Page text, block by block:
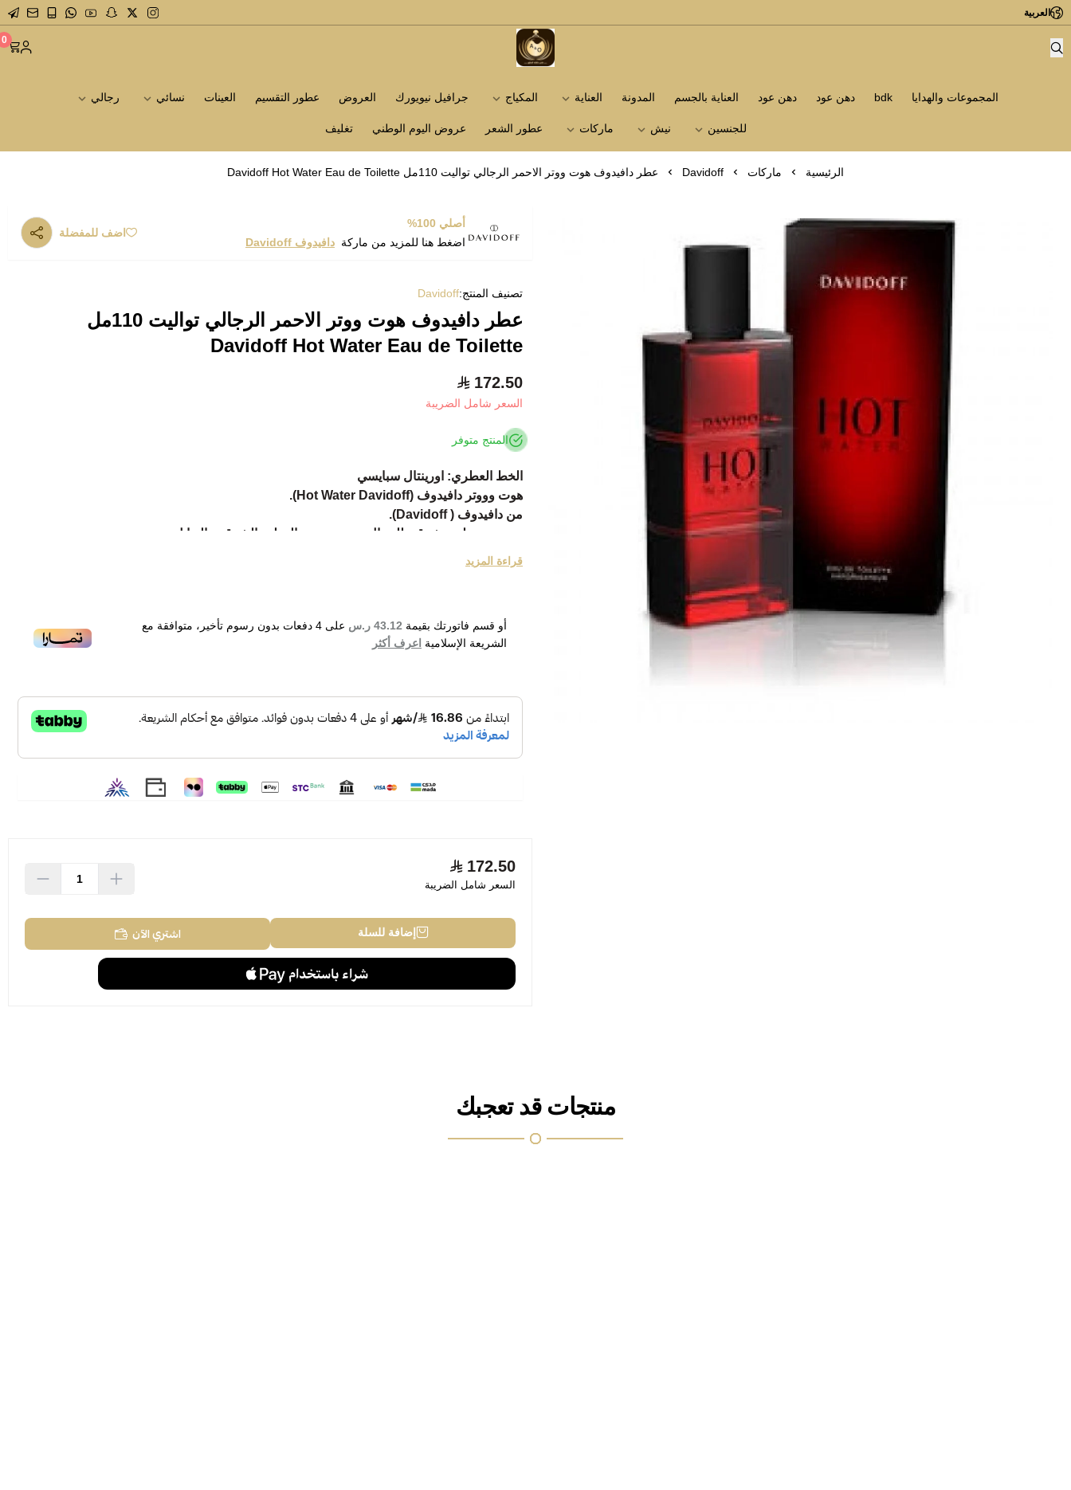
العربية
متجر عاشق العطور 0
المجموعات والهدايا bdk دهن عود دهن عود العناية بالجسم المدونة العناية المكياج جرافيل نيويورك العروض عطور التقسيم العينات نسائي رجالي
للجنسين نيش ماركات عطور الشعر عروض اليوم الوطني تغليف
الرئيسية ماركات Davidoff عطر دافيدوف هوت ووتر الاحمر الرجالي تواليت 110مل Davidoff Hot Water Eau de Toilette
أصلي 100%
اضغط هنا للمزيد من ماركة دافيدوف Davidoff
اضف للمفضلة
تصنيف المنتج:Davidoff
عطر دافيدوف هوت ووتر الاحمر الرجالي تواليت 110مل
Davidoff Hot Water Eau de Toilette
172.50
السعر شامل الضريبة
المنتج متوفر
الخط العطري: اورينتال سبايسي
هوت وووتر دافيدوف (Hot Water Davidoff).
من دافيدوف ( Davidoff).
هو منتج عطري شرقي للرجال من مجموعة العطور الشرقية بالتوابل.
أُنتج عام 2009.
عطر شرقي حاد للرجل الأنيق.
مكوناته المتوسطة هي البيمنتو والبتشول.
مكوناته الأساسية هي العبهر والجاوي
قراءة المزيد
أو قسم فاتورتك بقيمة 43.12 ر.س على 4 دفعات بدون رسوم تأخير، متوافقة مع
الشريعة الإسلامية اعرف أكثر
172.50
السعر شامل الضريبة
إضافة للسلة اشتري الآن
منتجات قد تعجبك